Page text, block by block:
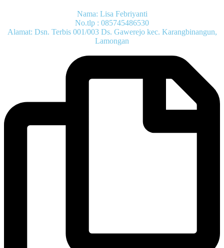
Nama: Lisa Febriyanti
No.tlp : 085745486530
Alamat: Dsn. Terbis 001/003 Ds. Gawerejo kec. Karangbinangun,
Lamongan